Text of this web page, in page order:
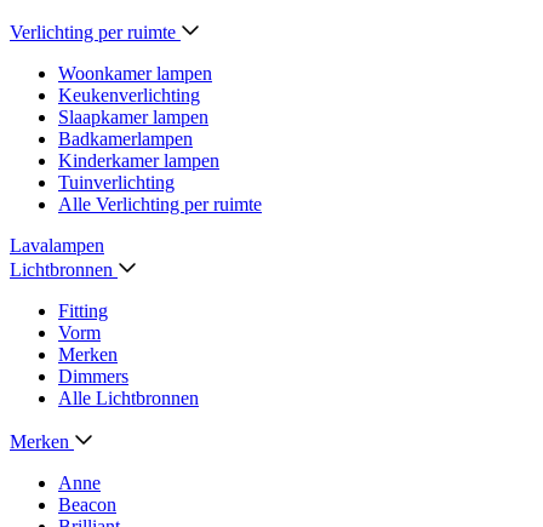
Verlichting per ruimte
Woonkamer lampen
Keukenverlichting
Slaapkamer lampen
Badkamerlampen
Kinderkamer lampen
Tuinverlichting
Alle Verlichting per ruimte
Lavalampen
Lichtbronnen
Fitting
Vorm
Merken
Dimmers
Alle Lichtbronnen
Merken
Anne
Beacon